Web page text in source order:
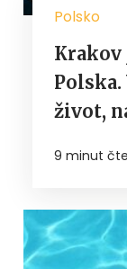
Polsko
Krakov
život,
9 minut